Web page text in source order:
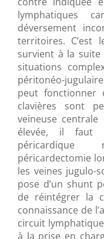
lymphatiques
déversement
territoires. C’est
survient à la suite
situations
péritonéo-
peut fonctionner
clavières sont
veineuse
élevée, il faut
péricardectomie
les veines jugulo-
pose d’un shunt
de réintégrer la
connaissance de
circuit
à la prise en